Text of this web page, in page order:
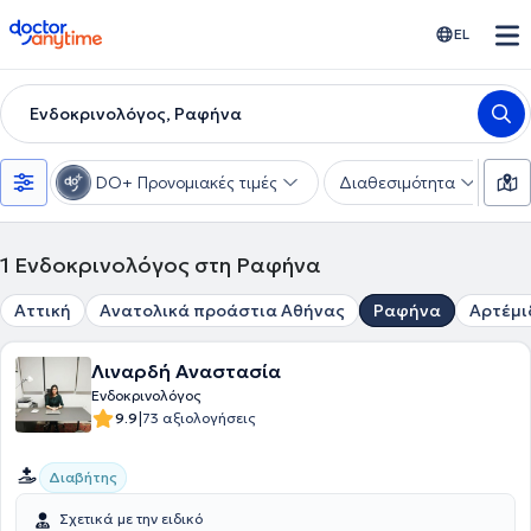
doctoranytime EL
Ενδοκρινολόγος, Ραφήνα
DO+ Προνομιακές τιμές Διαθεσιμότητα
1 Ενδοκρινολόγος στη Ραφήνα
Αττική Ανατολικά προάστια Αθήνας Ραφήνα
Λιναρδή Αναστασία
Ενδοκρινολόγος
9.9|73 αξιολογήσεις
Διαβήτης
Σχετικά με την ειδικό